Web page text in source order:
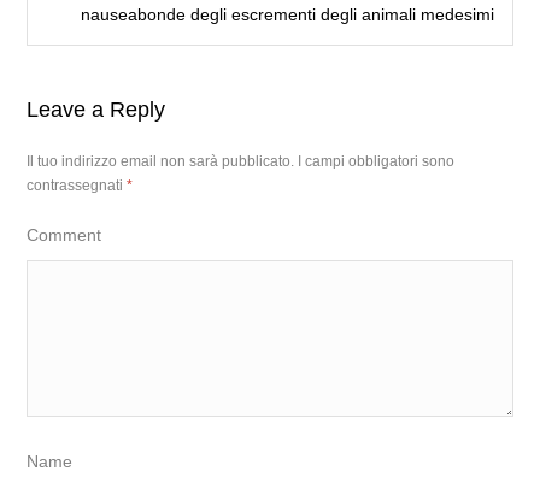
nauseabonde degli escrementi degli animali medesimi
Leave a Reply
Il tuo indirizzo email non sarà pubblicato. I campi obbligatori sono
contrassegnati*
Comment
Name